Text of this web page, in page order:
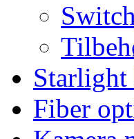
Switch
Fiber